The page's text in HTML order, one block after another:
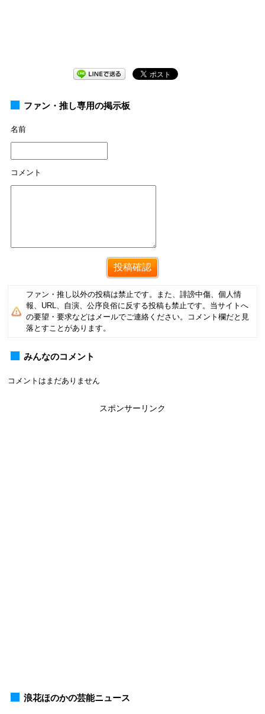
ファン・推し専用の掲示板
名前
コメント
ファン・推し以外の投稿は禁止です。また、誹謗中傷、個人情
報、URL、自演、公序良俗に反する投稿も禁止です。当サイトへ
の要望・要求などはメールでご連絡ください。コメント欄だと見
落とすことがあります。
みんなのコメント
コメントはまだありません
スポンサーリンク
浪花ほのかの芸能ニュース